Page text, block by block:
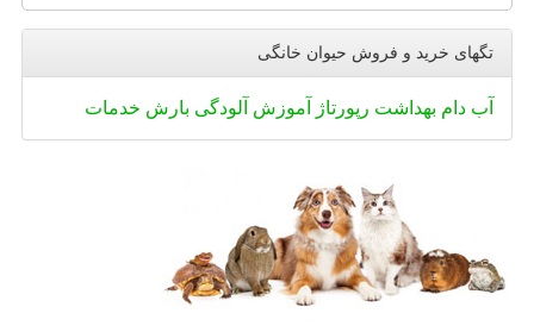
تگهای خرید و فروش حیوان خانگی
آب دام بهداشت رپورتاژ آموزش آلودگی بارش خدمات